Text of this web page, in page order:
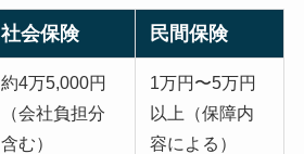
社会保険 民間保険
約4万5,000円
（会社負担分
含む）
1万円〜5万円
以上（保障内
容による）